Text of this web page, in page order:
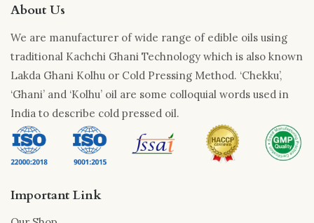
About Us
We are manufacturer of wide range of edible oils using
traditional Kachchi Ghani Technology which is also known
Lakda Ghani Kolhu or Cold Pressing Method. ‘Chekku’,
‘Ghani’ and ‘Kolhu’ oil are some colloquial words used in
India to describe cold pressed oil.
Important Link